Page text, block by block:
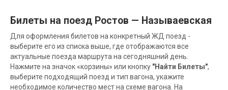
Билеты на поезд Ростов — Называевская
Для оформления билетов на конкретный ЖД поезд -
выберите его из списка выше, где отображаются все
актуальные поезда маршрута на сегодняшний день.
Нажмите на значок «корзины» или кнопку "Найти Билеты",
выберите подходящий поезд и тип вагона, укажите
необходимое количество мест на схеме вагона. На